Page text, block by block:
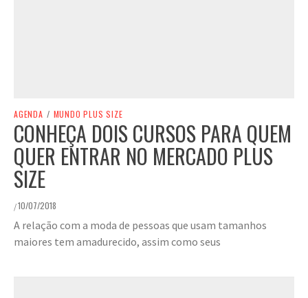
AGENDA / MUNDO PLUS SIZE
CONHEÇA DOIS CURSOS PARA QUEM
QUER ENTRAR NO MERCADO PLUS
SIZE
/10/07/2018
A relação com a moda de pessoas que usam tamanhos
maiores tem amadurecido, assim como seus